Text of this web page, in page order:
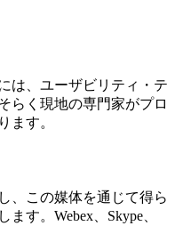
は、ユーザビリティ・テ
らく現地の専門家がプロ
ます。
、この媒体を通じて得ら
す。Webex、Skype、